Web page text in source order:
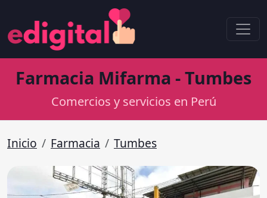
Farmacia Mifarma - Tumbes
Comercios y servicios en Perú
Inicio Farmacia Tumbes